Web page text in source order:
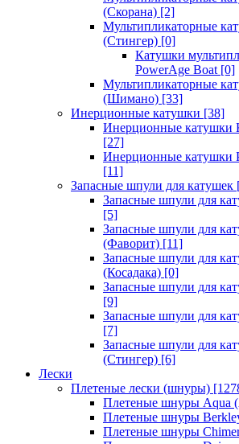
(Скорана) [2]
Мультипликаторные
(Стингер) [0]
Катушки
PowerAge Boat [0]
Мультипликаторные
(Шимано) [33]
Инерционные катушки [38]
Инерционные катушки
[27]
Инерционные катушки
[11]
Запасные шпули для катушек
Запасные шпули для
[5]
Запасные шпули для
(Фаворит) [11]
Запасные шпули для
(Косадака) [0]
Запасные шпули для
[9]
Запасные шпули для
[7]
Запасные шпули для
(Стингер) [6]
Лески
Плетеные лески (шнуры)
Плетеные шнуры Aqua
Плетеные шнуры
Плетеные шнуры